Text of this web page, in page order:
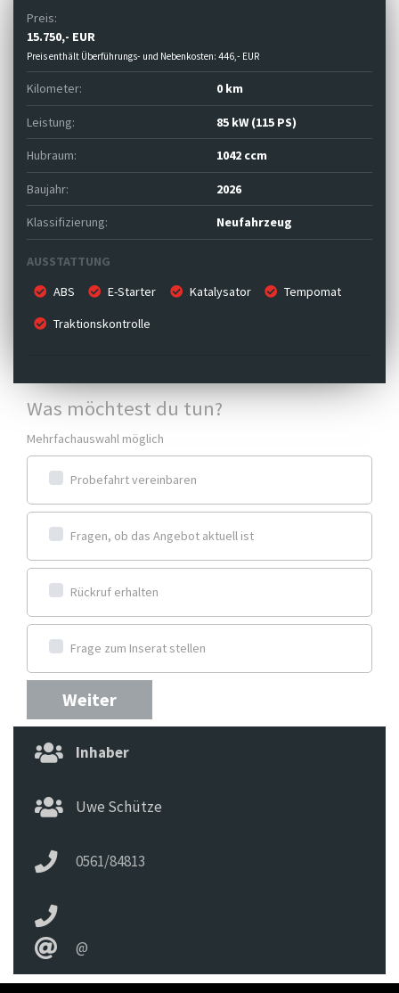
Preis:
15.750,- EUR
Preis enthält Überführungs- und Nebenkosten: 446,- EUR
Kilometer: 0 km
Leistung: 85 kW (115 PS)
Hubraum: 1042 ccm
Baujahr: 2026
Klassifizierung: Neufahrzeug
AUSSTATTUNG
ABS
E-Starter Katalysator Tempomat
Traktionskontrolle
Was möchtest du tun?
Mehrfachauswahl möglich
Probefahrt vereinbaren
Fragen, ob das Angebot aktuell ist
Rückruf erhalten
Frage zum Inserat stellen
Weiter
Inhaber
Uwe Schütze
0561/84813
@